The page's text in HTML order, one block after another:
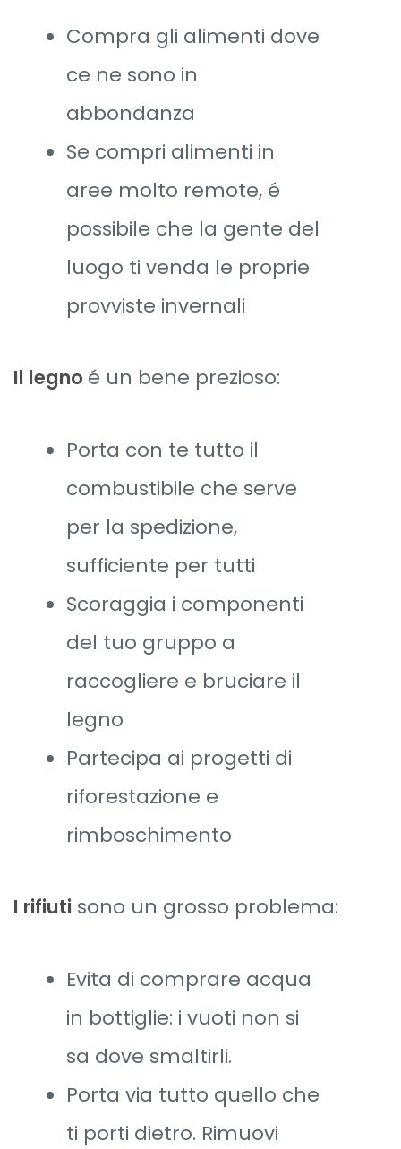
Compra gli alimenti dove
ce ne sono in
abbondanza
Se compri alimenti in
aree molto remote, é
possibile che la gente del
luogo ti venda le proprie
provviste invernali
Il legno é un bene prezioso:
Porta con te tutto il
combustibile che serve
per la spedizione,
sufficiente per tutti
Scoraggia i componenti
del tuo gruppo a
raccogliere e bruciare il
legno
Partecipa ai progetti di
riforestazione e
rimboschimento
I rifiuti sono un grosso problema:
Evita di comprare acqua
in bottiglie: i vuoti non si
sa dove smaltirli.
Porta via tutto quello che
ti porti dietro. Rimuovi